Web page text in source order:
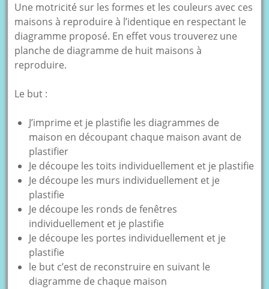
Une motricité sur les formes et les couleurs avec ces
maisons à reproduire à l’identique en respectant le
diagramme proposé. En effet vous trouverez une
planche de diagramme de huit maisons à
reproduire.
Le but :
J’imprime et je plastifie les diagrammes de
maison en découpant chaque maison avant de
plastifier
Je découpe les toits individuellement et je plastifie
Je découpe les murs individuellement et je
plastifie
Je découpe les ronds de fenêtres
individuellement et je plastifie
Je découpe les portes individuellement et je
plastifie
le but c’est de reconstruire en suivant le
diagramme de chaque maison